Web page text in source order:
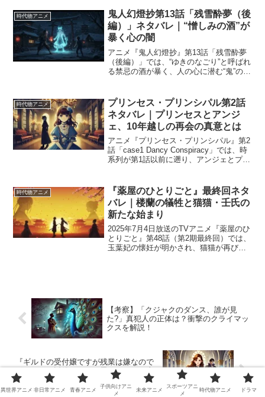
ル、そしてそれを通じて少しずつ距離を
縮めていく家族との関係が...
時代物アニメ
鬼人幻燈抄第13話「残雪酔夢（後
編）」ネタバレ｜“憎しみの酒”が
暴く心の闇
アニメ『鬼人幻燈抄』第13話「残雪酔夢
（後編）」では、“ゆきのなごり”と呼ばれ
る禁忌の酒が暴く、人の心に潜む“鬼”の本
い、そこで呑み続ければ“鬼”になるという
酒の恐怖に直...
時代物アニメ
プリンセス・プリンシパル第2話
ネタバレ｜プリンセスとアンジ
ェ、10年越しの再会の真意とは
アニメ『プリンセス・プリンシパル』第2
話「case1 Dancy Conspiracy」では、時
系列が第1話以前に遡り、アンジェとプリ
の裏で進行するスパイ作戦。王国...
時代物アニメ
『薬屋のひとりごと』最終回ネタ
バレ｜楼蘭の犠牲と猫猫・壬氏の
新たな始まり
2025年7月4日放送のTVアニメ『薬屋のひ
とりごと』第48話（第2期最終回）では、
玉葉妃の懐妊が明かされ、猫猫が再び翡
【考察】「クジャクのダンス、誰が見
た?」真犯人の正体は？衝撃のクライマッ
クスを解説！
『ギルドの受付嬢ですが残業は嫌なので
ボスをソロ討伐しようと思います』は恋
愛要素あり？主人公とキャラの関係性を
考察！
異世界アニメ 非日常アニメ 青春アニメ
子供向けアニ
メ
未来アニメ
スポーツアニ
メ
時代物アニメ ドラマ